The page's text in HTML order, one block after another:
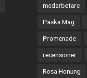
medarbetare
Paska Mag
Promenade
recensioner
Rosa Honung